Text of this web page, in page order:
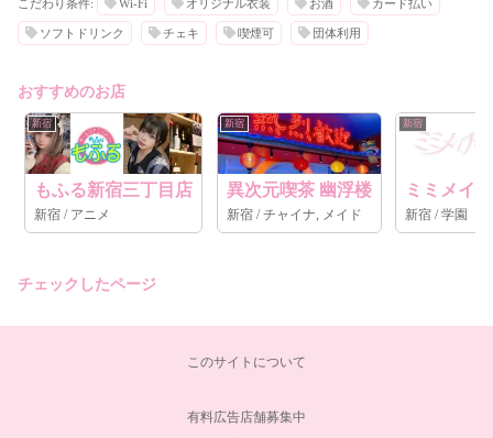
こだわり条件: Wi-Fi オリジナル衣装 お酒 カード払い
ソフトドリンク チェキ 喫煙可 団体利用
おすすめのお店
新宿
もふる新宿三丁目店
新宿 / アニメ
新宿
異次元喫茶 幽浮楼
新宿 / チャイナ, メイド
新宿
ミミメイド
新宿 / 学園
チェックしたページ
このサイトについて
有料広告店舗募集中